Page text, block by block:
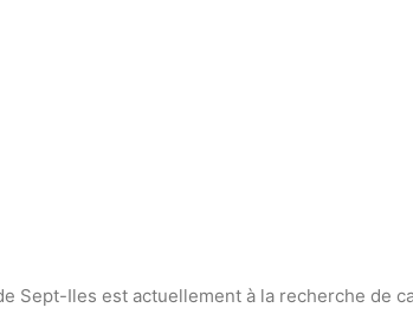
Sept-Iles est actuellement à la recherche de